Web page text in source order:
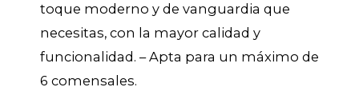
toque moderno y de vanguardia que
necesitas, con la mayor calidad y
funcionalidad. – Apta para un máximo de
6 comensales.